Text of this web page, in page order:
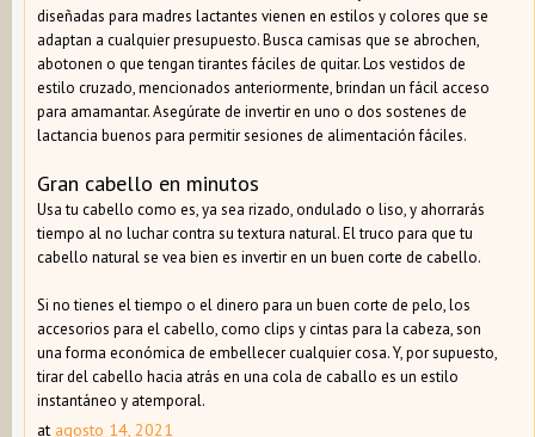
diseñadas para madres lactantes vienen en estilos y colores que se
adaptan a cualquier presupuesto. Busca camisas que se abrochen,
abotonen o que tengan tirantes fáciles de quitar. Los vestidos de
estilo cruzado, mencionados anteriormente, brindan un fácil acceso
para amamantar. Asegúrate de invertir en uno o dos sostenes de
lactancia buenos para permitir sesiones de alimentación fáciles.
Gran cabello en minutos
Usa tu cabello como es, ya sea rizado, ondulado o liso, y ahorrarás
tiempo al no luchar contra su textura natural. El truco para que tu
cabello natural se vea bien es invertir en un buen corte de cabello.
Si no tienes el tiempo o el dinero para un buen corte de pelo, los
accesorios para el cabello, como clips y cintas para la cabeza, son
una forma económica de embellecer cualquier cosa. Y, por supuesto,
tirar del cabello hacia atrás en una cola de caballo es un estilo
instantáneo y atemporal.
at agosto 14, 2021